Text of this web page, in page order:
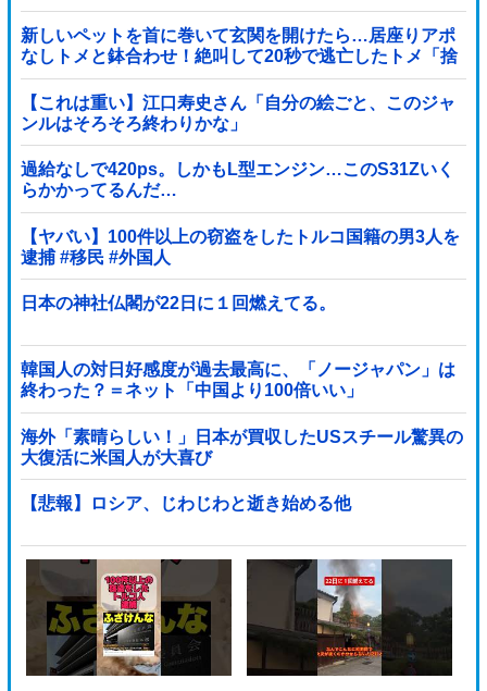
新しいペットを首に巻いて玄関を開けたら…居座りアポ
なしトメと鉢合わせ！絶叫して20秒で逃亡したトメ「捨
てないと二度と行ってあげない！」←もう来なくて大丈
夫ですｗ
【これは重い】江口寿史さん「自分の絵ごと、このジャ
ンルはそろそろ終わりかな」
過給なしで420ps。しかもL型エンジン…このS31Zいく
らかかってるんだ…
【ヤバい】100件以上の窃盗をしたトルコ国籍の男3人を
逮捕 #移民 #外国人
日本の神社仏閣が22日に１回燃えてる。
韓国人の対日好感度が過去最高に、「ノージャパン」は
終わった？＝ネット「中国より100倍いい」
海外「素晴らしい！」日本が買収したUSスチール驚異の
大復活に米国人が大喜び
【悲報】ロシア、じわじわと逝き始める他